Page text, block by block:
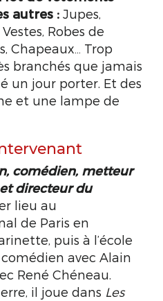
autres : Jupes,
Robes de
Chapeaux… Trop
branchés que jamais
un jour porter. Et des
et une lampe de
comédien, metteur
directeur du
lieu au
de Paris en
puis à l’école
avec Alain
René Chéneau.
il joue dans Les